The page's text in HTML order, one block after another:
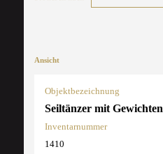
Ansicht
Objektbezeichnung
Seiltänzer mit Gewichten
Inventarnummer
1410